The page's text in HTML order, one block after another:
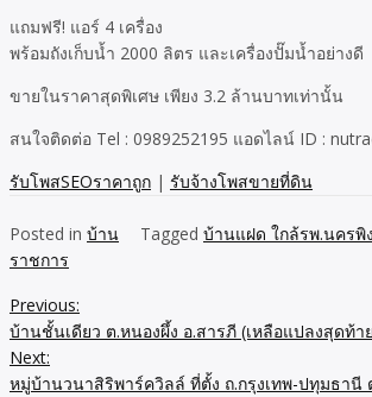
แถมฟรี! แอร์ 4 เครื่อง
พร้อมถังเก็บน้ำ 2000 ลิตร และเครื่องปั๊มน้ำอย่างดี
ขายในราคาสุดพิเศษ เพียง 3.2 ล้านบาทเท่านั้น
สนใจติดต่อ Tel : 0989252195 แอดไลน์ ID :
รับโพสSEOราคาถูก | รับจ้างโพสขายที่ดิน
Posted in บ้าน Tagged บ้านแฝด ใกล้รพ.นครพิ
ราชการ
Post
navigation
Previous:
บ้านชั้นเดียว ต.หนองผึ้ง อ.สารภี (เหลือแปลงสุดท้า
Next:
หมู่บ้านวนาสิริพาร์ควิลล์ ที่ตั้ง ถ.กรุงเทพ-ปทุมธานี